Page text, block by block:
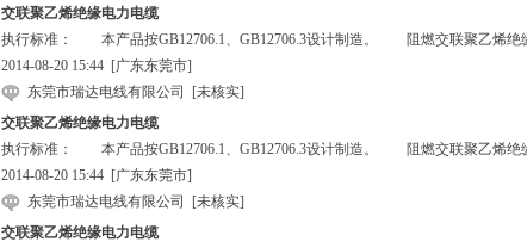
交联聚乙烯绝缘电力电缆
执行标准： 本产品按GB12706.1、GB12706.3设计制造。 阻燃交联聚乙烯绝
2014-08-20 15:44 [广东东莞市]
东莞市瑞达电线有限公司
[未核实]
交联聚乙烯绝缘电力电缆
执行标准： 本产品按GB12706.1、GB12706.3设计制造。 阻燃交联聚乙烯绝
2014-08-20 15:44 [广东东莞市]
东莞市瑞达电线有限公司
[未核实]
交联聚乙烯绝缘电力电缆